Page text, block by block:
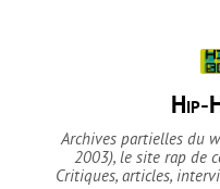
Hip-
Archives partielles du
2003), le site rap de
Critiques, articles,